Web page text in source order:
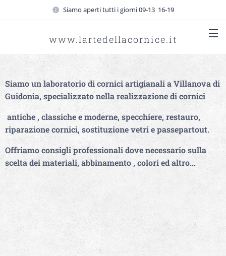
Siamo aperti tutti i giorni 09-13 16-19
www.lartedellacornice.it
Siamo un laboratorio di cornici artigianali a Villanova di
Guidonia, specializzato nella realizzazione di cornici
antiche , classiche e moderne, specchiere, restauro,
riparazione cornici, sostituzione vetri e passepartout.
Offriamo consigli professionali dove necessario sulla
scelta dei materiali, abbinamento , colori ed altro...